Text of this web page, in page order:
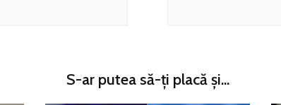
S-ar putea să-ți placă și...